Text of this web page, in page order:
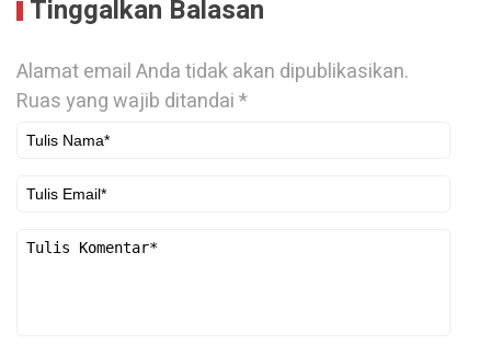
Tinggalkan Balasan
Alamat email Anda tidak akan dipublikasikan.
Ruas yang wajib ditandai*